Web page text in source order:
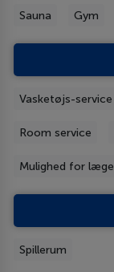
Sauna Gym
Vasketøjs-service
Room service
Mulighed for læge
Spillerum